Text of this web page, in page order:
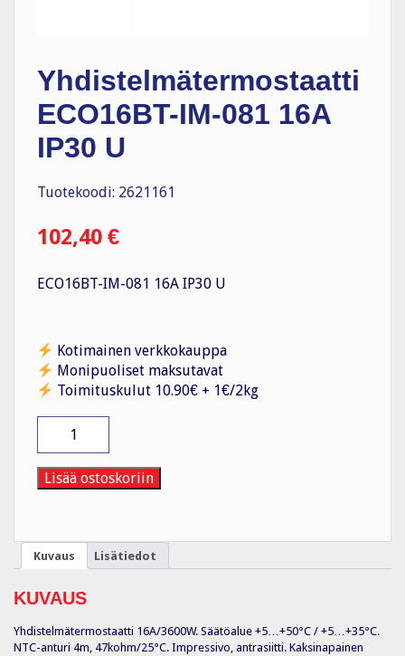
Yhdistelmätermostaatti
ECO16BT-IM-081 16A
IP30 U
Tuotekoodi: 2621161
102,40 €
ECO16BT-IM-081 16A IP30 U
Kotimainen verkkokauppa
Monipuoliset maksutavat
Toimituskulut 10.90€ + 1€/2kg
ECO16BT-
IM-
081
16A
määrä
Lisää ostoskoriin
Kuvaus Lisätiedot
KUVAUS
Yhdistelmätermostaatti 16A/3600W. Säätöalue +5…+50°C / +5…+35°C.
NTC-anturi 4m, 47kohm/25°C. Impressivo, antrasiitti. Kaksinapainen